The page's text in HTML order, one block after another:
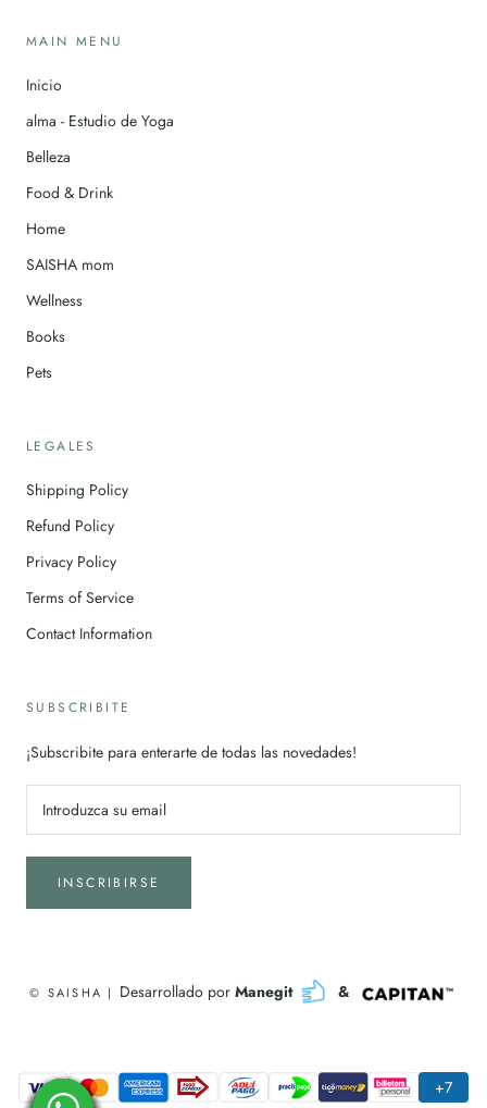
MAIN MENU
Inicio
alma - Estudio de Yoga
Belleza
Food & Drink
Home
SAISHA mom
Wellness
Books
Pets
LEGALES
Shipping Policy
Refund Policy
Privacy Policy
Terms of Service
Contact Information
SUBSCRIBITE
¡Subscribite para enterarte de todas las novedades!
INSCRIBIRSE
© SAISHA | Desarrollado por Manegit &